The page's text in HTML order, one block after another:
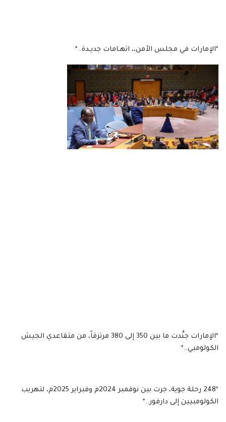
*الإمارات في مجلس الأمن،، اتهـامات جديـدة..*
*الإمارات جنَّدت ما بين 350 إلى 380 مرتزقاً، من متقاعدي الجيش
الكولومبي..*
*248 رحلة جوية، جرت بين نوفمبر 2024م وفبراير 2025م، لتهريب
الكولومبيين إلى دارفور..*